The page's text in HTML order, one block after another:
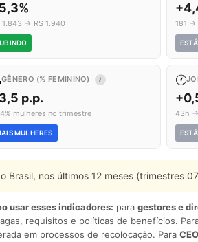
1.843 → R$ 1.940 181 →
GÊNERO (% FEMININO) I
p.p.
mulheres no trimestre
MULHERES
🕐
43h
Brasil, nos últimos 12 meses (trimestres
usar esses indicadores: para gestores e
requisitos e políticas de benefícios.
em processos de recolocação. Para